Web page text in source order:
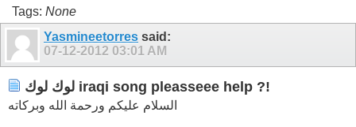
Tags: None
Yasmineetorres said:
07-12-2012 03:01 AM
لوك لوك iraqi song pleasseee help ?!
السلام عليكم ورحمة الله وبركاته